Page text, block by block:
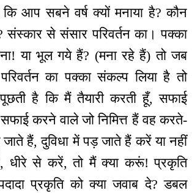
आप सबने वर्ष क्यों मनाया है? कौन
संस्कार से संसार परिवर्तन का। पक्का
या भूल गये हैं? (मना रहे हैं) तो जब
का पक्का संकल्प लिया है तो
है कि मैं तैयारी करती हूँ, सफाई
करने वाले जो निमित्त हैं वह करते-
हैं, दुविधा में पड़ जाते हैं करें या नहीं
धीरे से करें, तो मैं क्या करूं! प्रकृति
प्रकृति को क्या जवाब दे? डबल